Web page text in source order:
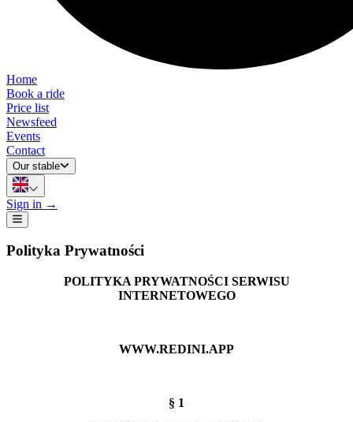
Home
Book a ride
Price list
Newsfeed
Events
Contact
Our stable
Our stable
Sign in →
Open the main menu
Polityka Prywatności
POLITYKA PRYWATNOŚCI SERWISU
INTERNETOWEGO
WWW.REDINI.APP
§ 1